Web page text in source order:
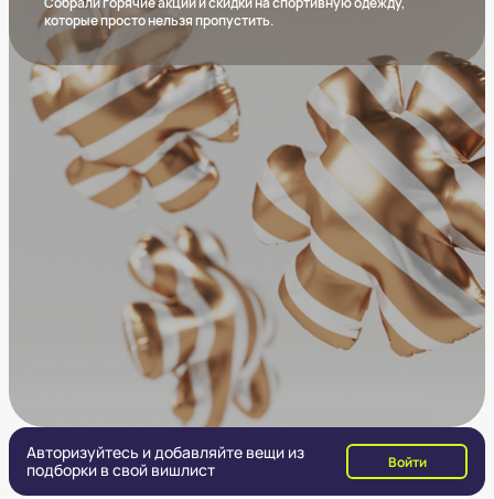
которые просто нельзя пропустить.
Авторизуйтесь и добавляйте вещи из
подборки в свой вишлист
Войти